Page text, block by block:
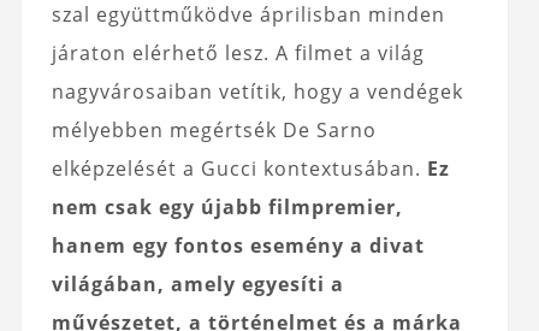
szal együttműködve áprilisban minden
járaton elérhető lesz. A filmet a világ
nagyvárosaiban vetítik, hogy a vendégek
mélyebben megértsék De Sarno
elképzelését a Gucci kontextusában. Ez
nem csak egy újabb filmpremier,
hanem egy fontos esemény a divat
világában, amely egyesíti a
művészetet, a történelmet és a márka